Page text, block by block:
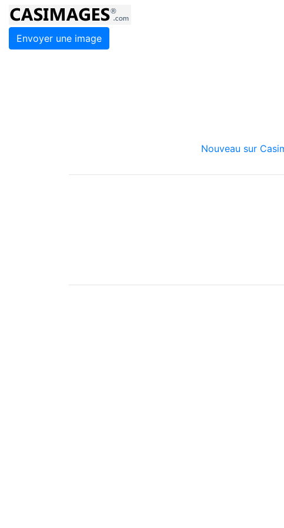
Envoyer une image
Nouveau sur